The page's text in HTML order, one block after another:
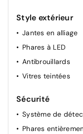
Style extérieur
Jantes en alliage
Phares à LED
Antibrouillards
Vitres teintées
Sécurité
Système de
Phares